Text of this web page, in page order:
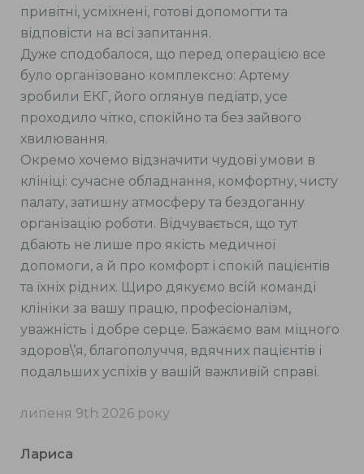
привітні, усміхнені, готові допомогти та
відповісти на всі запитання.
Дуже сподобалося, що перед операцією все
було організовано комплексно: Артему
зробили ЕКГ, його оглянув педіатр, усе
проходило чітко, спокійно та без зайвого
хвилювання.
Окремо хочемо відзначити чудові умови в
клініці: сучасне обладнання, комфортну, чисту
палату, затишну атмосферу та бездоганну
організацію роботи. Відчувається, що тут
дбають не лише про якість медичної
допомоги, а й про комфорт і спокій пацієнтів
та їхніх рідних. Щиро дякуємо всій команді
клініки за вашу працю, професіоналізм,
уважність і добре серце. Бажаємо вам міцного
здоров\’я, благополуччя, вдячних пацієнтів і
подальших успіхів у вашій важливій справі.
липеня 9th 2026 року
Лариса